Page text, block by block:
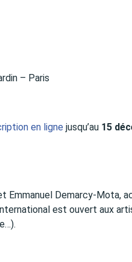
– Paris
en ligne jusqu’au 15
Emmanuel Demarcy-Mota,
est ouvert aux